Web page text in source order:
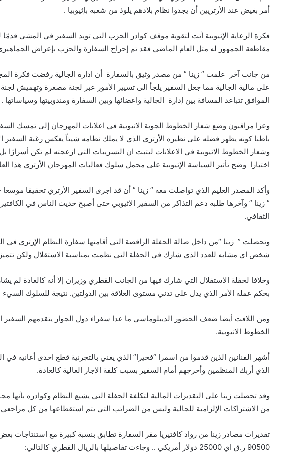
أمر بغيض عند الأرتريين أن يجدوا نظام بلادهم يلوذ من شعبه بإثيوبيا .
فكرة الرعاية الإثيوبية أتت لتقوية موقف كوادر الحزب التي تؤيد السفير في المشي
مقاطعة الجمهور له مثل العام الماضي فقد تم إحراج السفارة والحزب بإعراض
من جانب آخر علمت ” زينا ” من مصدر وثيق بالسفارة أن ادارة الجالية رفضت فكرة
على مالية الجالية مما جعل السفير يلجأ الى تسيير الأمور عبر لجنة مصغرة وتهميش لجنة
الموافق تتباعد المسافة بين إدارة الجالية واعضائها وبين السفارة ومندوبيتها وسياساتها .
وعزا مراقبون وضع شعار الخطوط الجوية الاثيوبية في اعلانات المهرجان إلى تمسك
باطنا كونه يظهر فضله على نظيره الأرتري الذي لا يملك نظامه شيئاً يعكس رغبة
وشعار الخطوط الاثيوبية في الاعلانات ليثبت ان التسريبات التي ازعجته لم تكن أسرارًا
اختيارا وضح تأثير السياسة الإثيوبية على مجمل سلوك فعاليات المهرجان الأرتري هذا
وأكد المصدر العليم الذي تواصلت معه ” زينا ” أن قد اجرى السفير الأرتري تحقيقا
” زينا ” وآخرها طلبه دعم التذاكر من السفير الاثيوبي حتى أصبح حديث الناس في
الثقافي.
شخص اي مشابه للعدد الذي شارك في الحفلة التي نظمت بمناسبة الاستقلال ولكن
وخلافا لحفلة الاستقلال التي شارك فيها من الجانب القطري وزيران إلا أنه كالعادة لم
بحكم عمله الأمر الذي يدل على تدني مستوى العلاقة بين الدولتين. نتيجة للسلوك السيء
ومن اللافت أيضا ضعف الحضور الديبلوماسي ما عدا سفراء دول الجوار يتقدمهم السفير
الخطوط الاثيوبية.
أشهر الفنانين الذين قدموا من اسمرا “فحيرا” الذي يغني بالتجرنية قطع احدى أغانيه
الذي أربك المنظمين وأحرجهم أمام السفير بسبب كلفة الإجار العالية كالعادة.
وقد تحصلت زينا على التقديرات المالية لتكلفة الحفلة التي يشيع النظام وكوادره بأنها
من الاشتراكات الإلزامية للجالية وليس من الضرائب التي يتم استقطاعها من كل مراجعي
تقديرات مصادر زينا من رواد كافتيريا مقر السفارة تطابق بنسبة كبيرة مع استنتاجات
90500 ر.ق اي 25000 دولار أمريكي .. وجاءت تفاصيلها بالريال القطري كالتالي: